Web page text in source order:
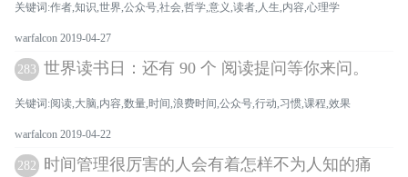
关键词:作者,知识,世界,公众号,社会,哲学,意义,读者,人生,内容,心理学
warfalcon 2019-04-27
283 世界读书日：还有 90 个 阅读提问等你来问。
关键词:阅读,大脑,内容,数量,时间,浪费时间,公众号,行动,习惯,课程,效果
warfalcon 2019-04-22
282
时间管理很厉害的人会有着怎样不为人知的痛